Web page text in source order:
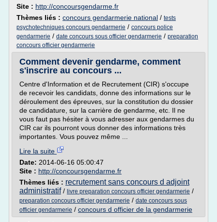
Site : http://concoursgendarme.fr
Thèmes liés : concours gendarmerie national / tests
psychotechniques concours gendarmerie / concours police
gendarmerie / date concours sous officier gendarmerie / preparation
concours officier gendarmerie
Comment devenir gendarme, comment
s'inscrire au concours ...
Centre d'Information et de Recrutement (CIR) s'occupe
de recevoir les candidats, donne des informations sur le
déroulement des épreuves, sur la constitution du dossier
de candidature, sur la carrière de gendarme, etc. Il ne
vous faut pas hésiter à vous adresser aux gendarmes du
CIR car ils pourront vous donner des informations très
importantes. Vous pouvez même ...
Lire la suite
Date: 2014-06-16 05:00:47
Site : http://concoursgendarme.fr
Thèmes liés : recrutement sans concours d adjoint
administratif/ livre preparation concours officier gendarmerie /
preparation concours officier gendarmerie / date concours sous
officier gendarmerie / concours d officier de la gendarmerie